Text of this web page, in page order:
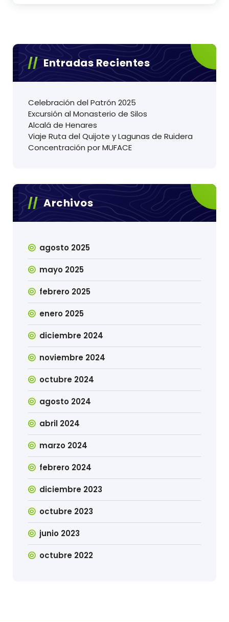
Entradas Recientes
Celebración del Patrón 2025
Excursión al Monasterio de Silos
Alcalá de Henares
Viaje Ruta del Quijote y Lagunas de Ruidera
Concentración por MUFACE
Archivos
agosto 2025
mayo 2025
febrero 2025
enero 2025
diciembre 2024
noviembre 2024
octubre 2024
agosto 2024
abril 2024
marzo 2024
febrero 2024
diciembre 2023
octubre 2023
junio 2023
octubre 2022